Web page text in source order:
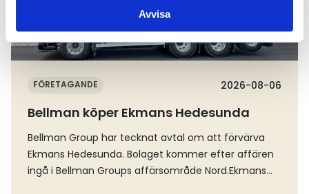
Avvisa
FÖRETAGANDE 2026-08-06
Bellman köper Ekmans Hedesunda
Bellman Group har tecknat avtal om att förvärva
Ekmans Hedesunda. Bolaget kommer efter affären
ingå i Bellman Groups affärsområde Nord.Ekmans